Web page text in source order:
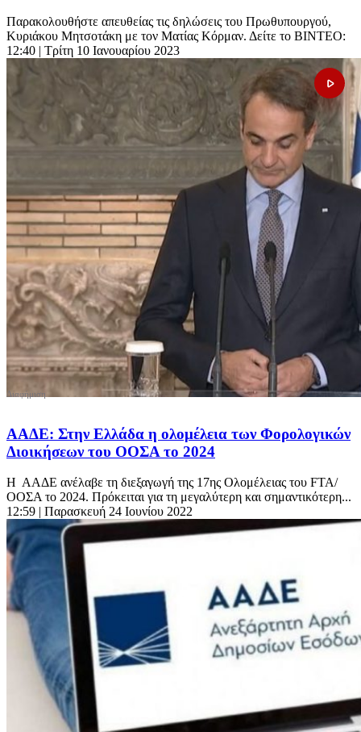
Παρακολουθήστε απευθείας τις δηλώσεις του Πρωθυπουργού,
Κυριάκου Μητσοτάκη με τον Ματίας Κόρμαν. Δείτε το ΒΙΝΤΕΟ:
12:40 | Τρίτη 10 Ιανουαρίου 2023
ΑΑΔΕ: Στην Ελλάδα η ολομέλεια των Φορολογικών
Διοικήσεων του ΟΟΣΑ το 2024
Η ΑΑΔΕ ανέλαβε τη διεξαγωγή της 17ης Ολομέλειας του FTA/
ΟΟΣΑ το 2024. Πρόκειται για τη μεγαλύτερη και σημαντικότερη...
12:59 | Παρασκευή 24 Ιουνίου 2022